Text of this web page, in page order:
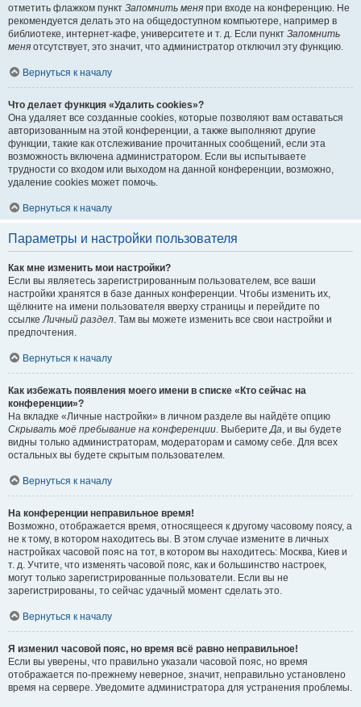
отметить флажком пункт Запомнить меня при входе на конференцию. Не
рекомендуется делать это на общедоступном компьютере, например в
библиотеке, интернет-кафе, университете и т. д. Если пункт Запомнить
меня отсутствует, это значит, что администратор отключил эту функцию.
Вернуться к началу
Что делает функция «Удалить cookies»?
Она удаляет все созданные cookies, которые позволяют вам оставаться
авторизованным на этой конференции, а также выполняют другие
функции, такие как отслеживание прочитанных сообщений, если эта
возможность включена администратором. Если вы испытываете
трудности со входом или выходом на данной конференции, возможно,
удаление cookies может помочь.
Вернуться к началу
Параметры и настройки пользователя
Как мне изменить мои настройки?
Если вы являетесь зарегистрированным пользователем, все ваши
настройки хранятся в базе данных конференции. Чтобы изменить их,
щёлкните на имени пользователя вверху страницы и перейдите по
ссылкеЛичный раздел. Там вы можете изменить все свои настройки и
предпочтения.
Вернуться к началу
Как избежать появления моего имени в списке «Кто сейчас на
конференции»?
На вкладке «Личные настройки» в личном разделе вы найдёте опцию
Скрывать моё пребывание на конференции. ВыберитеДа, и вы будете
видны только администраторам, модераторам и самому себе. Для всех
остальных вы будете скрытым пользователем.
Вернуться к началу
На конференции неправильное время!
Возможно, отображается время, относящееся к другому часовому поясу, а
не к тому, в котором находитесь вы. В этом случае измените в личных
настройках часовой пояс на тот, в котором вы находитесь: Москва, Киев и
т. д. Учтите, что изменять часовой пояс, как и большинство настроек,
могут только зарегистрированные пользователи. Если вы не
зарегистрированы, то сейчас удачный момент сделать это.
Вернуться к началу
Я изменил часовой пояс, но время всё равно неправильное!
Если вы уверены, что правильно указали часовой пояс, но время
отображается по-прежнему неверное, значит, неправильно установлено
время на сервере. Уведомите администратора для устранения проблемы.